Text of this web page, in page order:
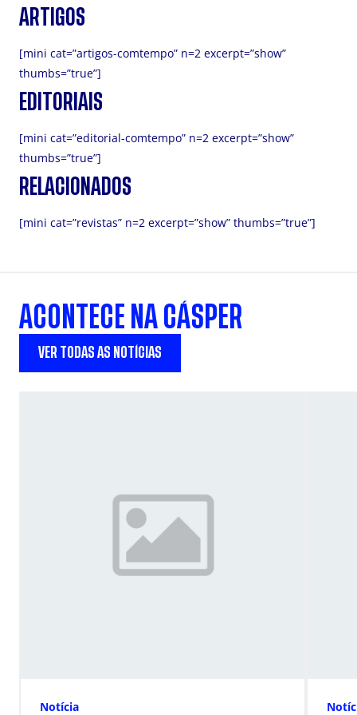
ARTIGOS
[mini cat=”artigos-comtempo” n=2 excerpt=”show”
thumbs=”true”]
EDITORIAIS
[mini cat=”editorial-comtempo” n=2 excerpt=”show”
thumbs=”true”]
RELACIONADOS
[mini cat=”revistas” n=2 excerpt=”show” thumbs=”true”]
ACONTECE NA CÁSPER
VER TODAS AS NOTÍCIAS
Notícia